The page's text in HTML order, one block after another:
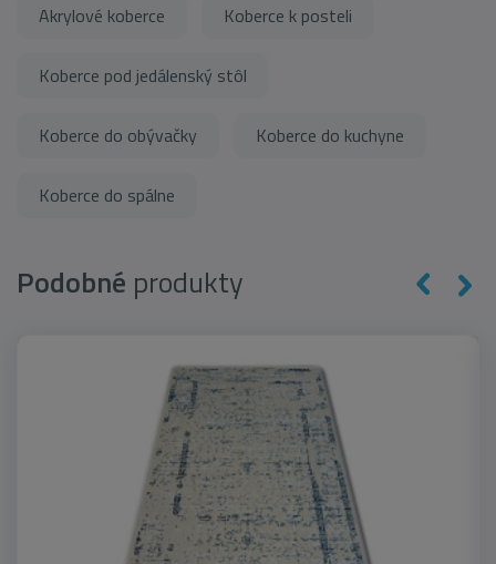
Akrylové koberce Koberce k posteli
Koberce pod jedálenský stôl
Koberce do obývačky Koberce do kuchyne
Koberce do spálne
Podobné produkty